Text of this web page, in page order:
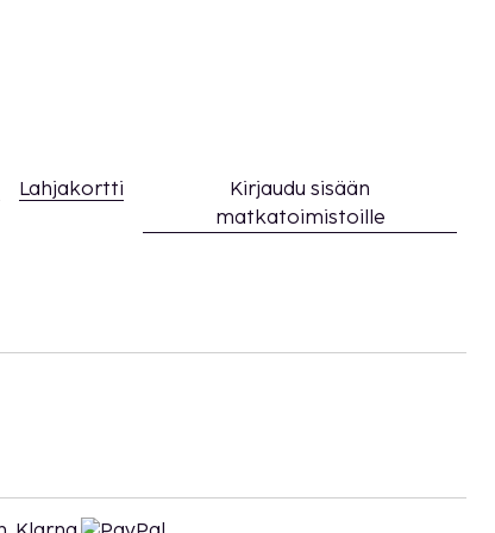
Lahjakortti
Kirjaudu sisään
matkatoimistoille